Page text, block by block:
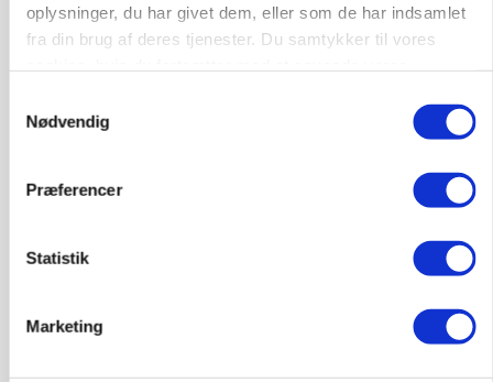
oplysninger, du har givet dem, eller som de har indsamlet
fra din brug af deres tjenester. Du samtykker til vores
Nødvendig
Præferencer
Statistik
Marketing
KVÆG